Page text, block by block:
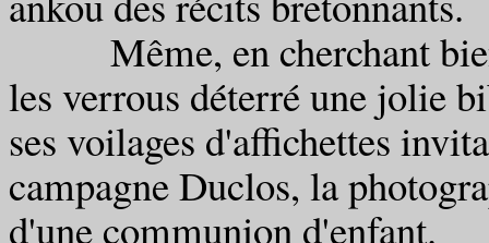
Même, en cherchant
les verrous déterré une jolie
ses voilages d'affichettes
campagne Duclos, la
d'une communion d'enfant.